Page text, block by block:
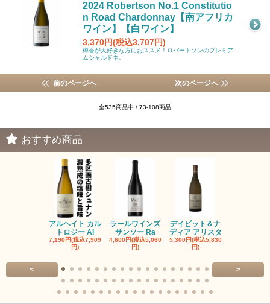
2024 Robertson No.1 Constitutio
n Road Chardonnay【南アフリカ
ワイン】【白ワイン】
3,370円(税込3,707円)
樽香が大好きな方におススメ！ロバートソンのプレミア
ムシャルドネ。
前のページへ 次のページへ
全535商品中 / 73-108商品
おすすめ商品
アルヘイト カル
トロジー Al
7,190円(税込7,909
円)
ラールワインズ
サンソー Ra
4,600円(税込5,060
円)
デイビット＆ナ
ディア アリスタ
5,300円(税込5,830
円)
< >